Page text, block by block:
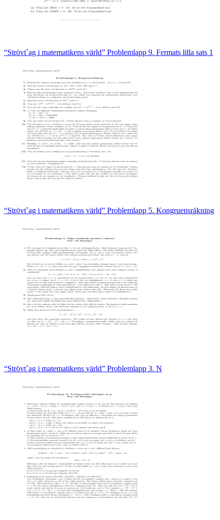
“Strövt˚ag i matematikens värld” Problemlapp 9. Fermats lilla sats 1
“Strövt˚ag i matematikens värld” Problemlapp 5. Kongruensräkning
“Strövt˚ag i matematikens värld” Problemlapp 3. N